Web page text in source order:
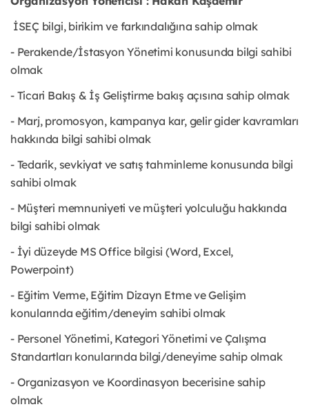
İSEÇ bilgi, birikim ve farkındalığına sahip olmak
- Perakende/İstasyon Yönetimi konusunda bilgi sahibi
olmak
- Ticari Bakış & İş Geliştirme bakış açısına sahip olmak
- Marj, promosyon, kampanya kar, gelir gider kavramları
hakkında bilgi sahibi olmak
- Tedarik, sevkiyat ve satış tahminleme konusunda bilgi
sahibi olmak
- Müşteri memnuniyeti ve müşteri yolculuğu hakkında
bilgi sahibi olmak
- İyi düzeyde MS Office bilgisi (Word, Excel,
Powerpoint)
- Eğitim Verme, Eğitim Dizayn Etme ve Gelişim
konularında eğitim/deneyim sahibi olmak
- Personel Yönetimi, Kategori Yönetimi ve Çalışma
Standartları konularında bilgi/deneyime sahip olmak
- Organizasyon ve Koordinasyon becerisine sahip
olmak